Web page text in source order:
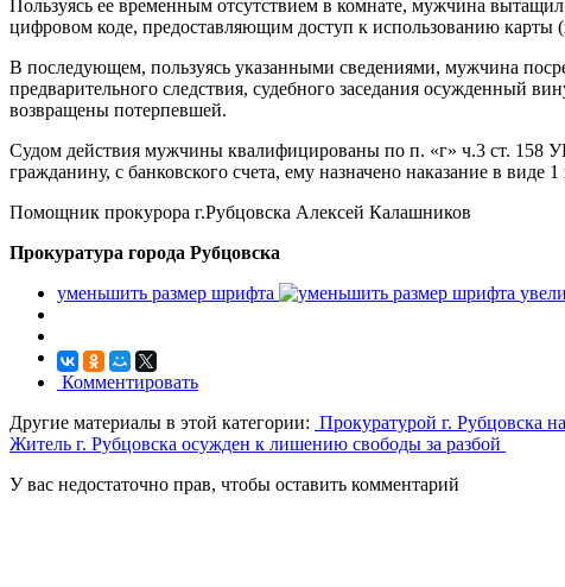
Пользуясь ее временным отсутствием в комнате, мужчина
цифровом коде, предоставляющим доступ к использованию карты
В последующем, пользуясь указанными сведениями, мужчина
предварительного следствия, судебного заседания осужденный
возвращены потерпевшей.
Судом действия мужчины квалифицированы по п. «г» ч.3 ст. 158
гражданину, с банковского счета, ему назначено наказание в
Помощник прокурора г.Рубцовска Алексей Калашников
Прокуратура города Рубцовска
уменьшить размер шрифта
Комментировать
Другие материалы в этой категории: Прокуратурой г. Рубцовска
Житель г. Рубцовска осужден к лишению свободы за разбой
У вас недостаточно прав, чтобы оставить комментарий